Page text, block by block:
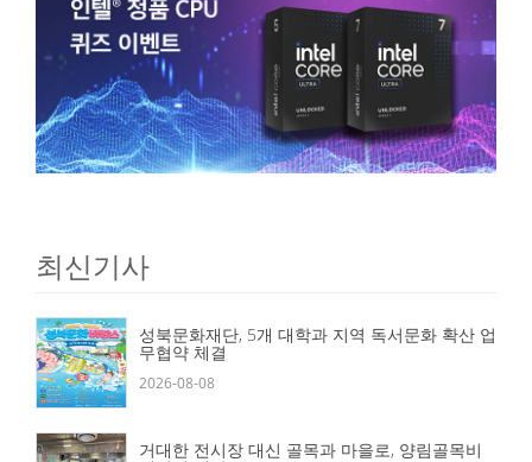
최신기사
성북문화재단, 5개 대학과 지역 독서문화 확산 업
무협약 체결
2026-08-08
거대한 전시장 대신 골목과 마을로, 양림골목비